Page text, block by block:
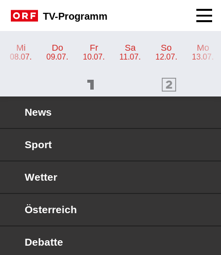
TV-Programm
Mi
08.07.
Do
09.07.
Fr
10.07.
Sa
11.07.
So
12.07.
Mo
13.07.
ORF 2 Programm
News
Sport
Wetter
Österreich
Debatte